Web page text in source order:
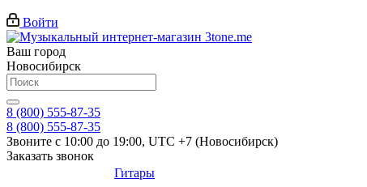
Войти
Ваш город
Новосибирск
8 (800) 555-87-35
8 (800) 555-87-35
Звоните с 10:00 до 19:00, UTC +7 (Новосибирск)
Заказать звонок
Гитары